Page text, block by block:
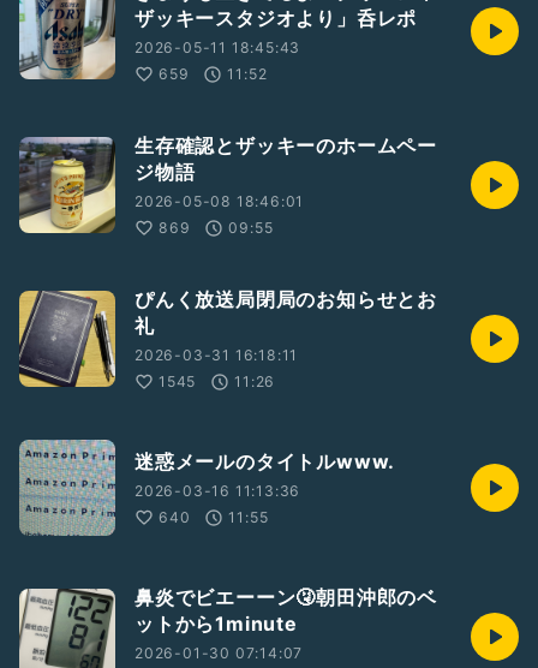
ザッキースタジオより」呑レポ
2026-05-11 18:45:43
659
11:52
生存確認とザッキーのホームペー
ジ物語
2026-05-08 18:46:01
869
09:55
ぴんく放送局閉局のお知らせとお
礼
2026-03-31 16:18:11
1545
11:26
迷惑メールのタイトルwww.
2026-03-16 11:13:36
640
11:55
鼻炎でビエーーン🤧朝田沖郎のベ
ットから1minute
2026-01-30 07:14:07